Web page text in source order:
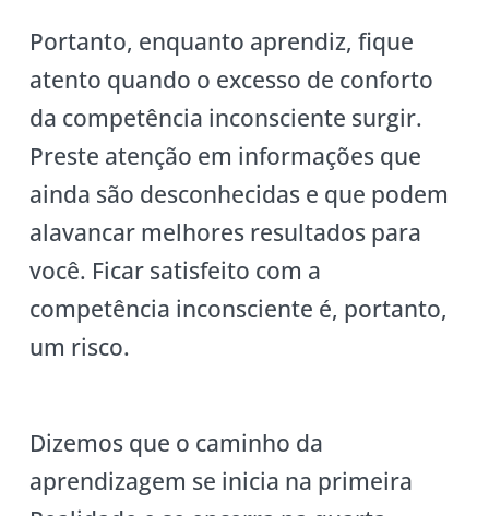
Portanto, enquanto aprendiz, fique
atento quando o excesso de conforto
da competência inconsciente surgir.
Preste atenção em informações que
ainda são desconhecidas e que podem
alavancar melhores resultados para
você. Ficar satisfeito com a
competência inconsciente é, portanto,
um risco.
Dizemos que o caminho da
aprendizagem se inicia na primeira